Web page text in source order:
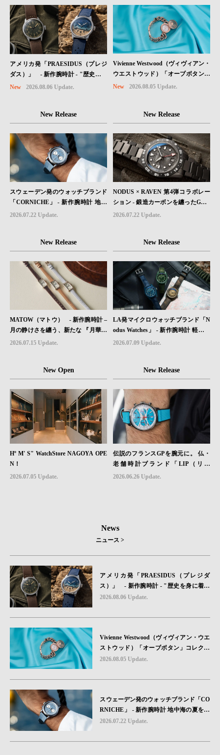
アメリカ発「PRAESIDUS（プレジ
ダス）」 - 新作腕時計 - "歴史を身
に着ける“ -戦場を駆け抜けたWillys
込めた「A-11」コレクション2種類
が発売。
New 2026.08.06 Update.
Vivienne Westwood（ヴィヴィアン・
ウエストウッド）「オーブボタン」
コレクションに、⽇本限定カラーの
New 2026.08.05 Update.
New Release
スウェーデン発のウォッチブランド
「CORNICHE」 - 新作腕時計 地中
海の夏を映す、爽やかなブルーダイ
2026.07.22 Update.
New Release
NODUS × RAVEN 第4弾コラボレー
ション - 鍛造カーボンを纏ったGMT
ウォッチ「TRAILTREKKER CARB
2026.07.22 Update.
New Release
MATOW（マトウ） - 新作腕時計 –
月の静けさを纏う、新たな 『月華』
レザーモデル４型登場。
2026.07.15 Update.
New Release
LA発マイクロウォッチブランド「N
odus Watches」 - 新作腕時計 軽さと
堅牢性を両立したフィールドウォッ
2026.07.09 Update.
New Open
Hº M' S" WatchStore NAGOYA OPE
N！
2026.07.05 Update.
New Release
伝説のフランスGPを腕元に。 仏・
老舗時計ブランド「LIP（リッ
プ）」、世界限定1,906本のクロノグ
2026.06.26 Update.
News
ニュース >
アメリカ発「PRAESIDUS（プレジダ
ス）」 - 新作腕時計 - "歴史を身に着け
る“ -戦場を駆け抜けたWillys MBのボンネ
砂を文字盤に閉じ込めた「A-11」コレク
2026.08.06 Update.
Vivienne Westwood（ヴィヴィアン・ウエ
ストウッド）「オーブボタン」コレクシ
ョンに、⽇本限定カラーのローズゴール
2026.08.05 Update.
スウェーデン発のウォッチブランド「CO
RNICHE」 - 新作腕時計 地中海の夏を映
す、爽やかなブルーダイヤル「Heritage C
2026.07.22 Update.